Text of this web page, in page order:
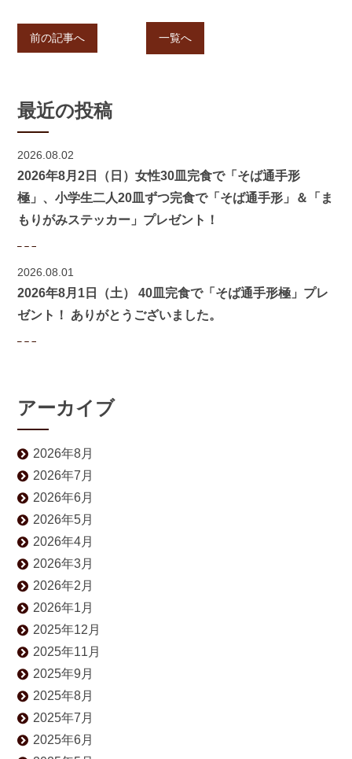
前の記事へ 一覧へ
最近の投稿
2026.08.02
2026年8月2日（日）女性30皿完食で「そば通手形
極」、小学生二人20皿ずつ完食で「そば通手形」＆「ま
もりがみステッカー」プレゼント！
2026.08.01
2026年8月1日（土） 40皿完食で「そば通手形極」プレ
ゼント！ ありがとうございました。
アーカイブ
2026年8月
2026年7月
2026年6月
2026年5月
2026年4月
2026年3月
2026年2月
2026年1月
2025年12月
2025年11月
2025年9月
2025年8月
2025年7月
2025年6月